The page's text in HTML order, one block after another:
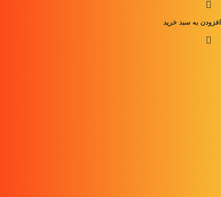
افزودن به سبد خرید